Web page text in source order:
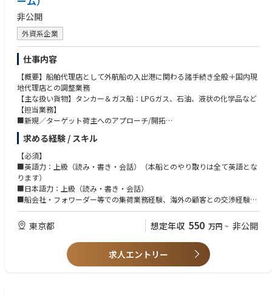
・ワークライフバランス重視で、オフィス出社とリモートワークを組み合
わせた柔軟な働き方が可能です。また個人のライフステージを尊重し、子
育て世代のプライベートとキャリアの両立をサポートしています。
・ほぼ全員が中途採用のため、新しく入られる方にもなじみやすいチーム
です。
【募集領域】
以下①～③の領域でリサーチャーを募集しています。
※各領域、少数採用となっているため、ご応募時に採用状況を企業側に確
認いたします。
=========================================================
===========================
①人材・運輸・物流・ホスピタリティ＆レジャー・不動産
・人材・運輸・物流・ホスピタリティ＆レジャー・不動産など、社会イン
フラを担う領域に関わる各種調査業務を担当いただきます。
・幅広い領域のコンサルティングプロジェクトに参加し、社会課題や企業
課題の解決に資する直接的な貢献ができます。
・各業界の最新動向のみならず、業界横断の知識・知見が得られます。
②テクノロジー、エンタテインメント＆メディア、通信
・ テクノロジー業界（IT、ICT機器、電子部品、先端半導体／製造装置／
・ エンタテインメント＆メディア業界（広告、テレビ、新聞、出版、アニ
メ、ゲーム、映画、OTT、EC企業、印刷など）
・ テレコム業界（通信、ICTサービスなど）
G(旧Refinitv), PitchBook, Initial, Capital IQなど）
・英語力（会話）またはその他の外国語
●領域別の求める経験／能力／スキル／資格
①人材・運輸・物流・ホスピタリティ＆レジャー・不動産
【必須条件】
・人材・運輸・物流・ホスピタリティ＆レジャー・不動産のいずれかまた
は複数に関する業界知見（複数領域を網羅できると望ましい）
・5年以上のリサーチの実務経験（銀行・証券会社、コンサルティング・
シンクタンク、専門調査会社、メディア、事業会社における業界調査・分
析業務、あるいはそれに類似した業務経験）
【任意その他の要件（望ましい経験およびスキル）】
管理職経験、高度なチームマネジメントスキル
②テクノロジー、エンタテインメント＆メディア、通信
【必須条件（スキル・経験など）】
～経験～
・テクノロジー、エンタテインメント＆メディア、通信のいずれかの領域
・ IT調査会社、専門調査会社、テック系情報媒体などでの取材・調査分
・ プロフェッショナルファーム、シンクタンク、総研などでのリサーチ
非公開
外資系企業
仕事内容
【概要】船舶代理店として外航船の入出港に関わる諸手続き全般＋国内現
地代理店との調整業務
【主な扱い貨物】タンカー＆ガス船：LPGガス、石油、液状の化学品など
【担当業務】
■新規／ターゲット荷主へのアプローチ/開拓
■特定航路に於ける輸送貨物マーケット分析
■本船が入港前から出港するまで本船運航会社(顧客)と船長との連絡
■本船と荷主(商社・元売)・荷役業者の間を取り持ち円滑な揚げ・積み荷
役の橋渡し
求める経験 / スキル
【必須】
■英語力：上級（読み・書き・会話）（本船とのやり取りは全て英語とな
ります）
■日本語力：上級（読み・書き・会話）
■船会社・フォワーダー等での集荷業務経験、海外の顧客との交渉経験、
海外支店の社員との協業経験など
※選考過程で英語面接：有り
東京都 想定年収 550 万円 ~ 非公開
求人エントリー